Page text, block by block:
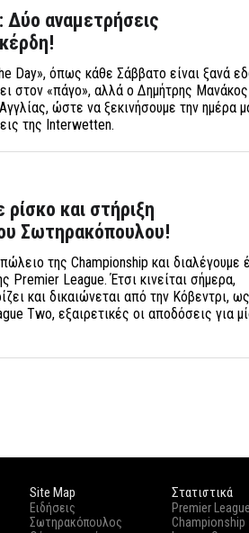
Δύο αναμετρήσεις
Day», όπως κάθε Σάββατο είναι ξανά
στον «πάγο», αλλά ο Δημήτρης Μανάκος
ώστε να ξεκινήσουμε την ημέρα
της Interwetten.
και στήριξη
Σωτηρακόπουλου!
της Championship και διαλέγουμε
Premier League. Έτσι κινείται σήμερα,
και δικαιώνεται από την Κόβεντρι, ως
Two, εξαιρετικές οι αποδόσεις για
Site Map
Ειδήσεις
Σωτηρακόπουλος
Στατιστικά
Premier League
Championship